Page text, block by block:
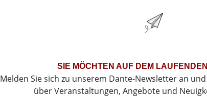
SIE MÖCHTEN AUF DEM
Melden Sie sich zu unserem Dante-Newsletter an
über Veranstaltungen, Angebote und